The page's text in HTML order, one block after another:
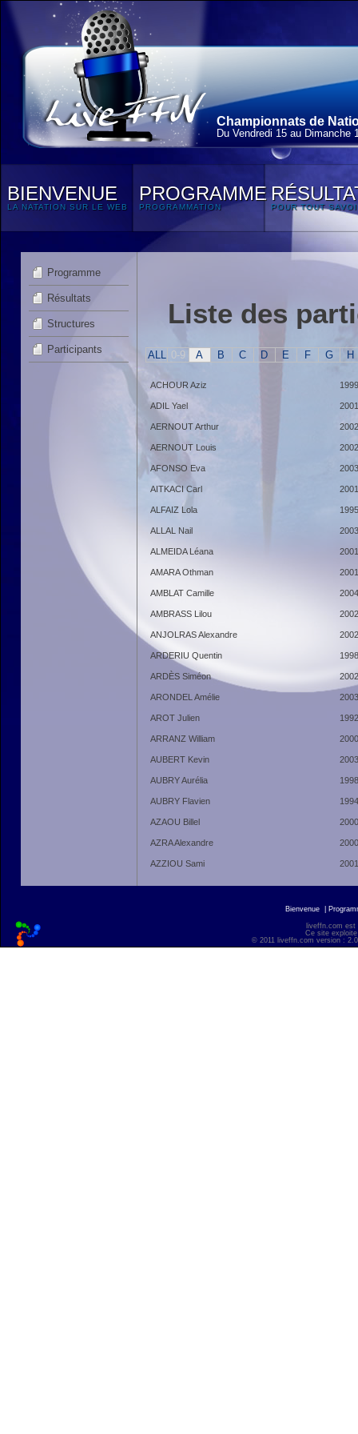
Championnats de
Du Vendredi 15 au Dimanche
BIENVENUE
LA NATATION SUR LE WEB
PROGRAMME
PROGRAMMATION POUR TOUT
Programme
Résultats
Structures
Participants
Liste des
ALL 0-9 A B C D E F G H
ACHOUR Aziz 1999
ADIL Yael 2001
AERNOUT Arthur 2002
AERNOUT Louis 2002
AFONSO Eva 2003
AITKACI Carl 2001
ALFAIZ Lola 1995
ALLAL Nail 2003
ALMEIDA Léana 2001
AMARA Othman 2001
AMBLAT Camille 2004
AMBRASS Lilou 2002
ANJOLRAS Alexandre 2002
ARDERIU Quentin 1998
ARDÈS Siméon 2002
ARONDEL Amélie 2003
AROT Julien 1992
ARRANZ William 2000
AUBERT Kevin 2003
AUBRY Aurélia 1998
AUBRY Flavien 1994
AZAOU Billel 2000
AZRA Alexandre 2000
AZZIOU Sami 2001
Bienvenue
liveffn.com est
Ce site
© 2011 liveffn.com version :